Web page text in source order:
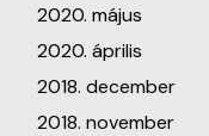
2020. május
2020. április
2018. december
2018. november